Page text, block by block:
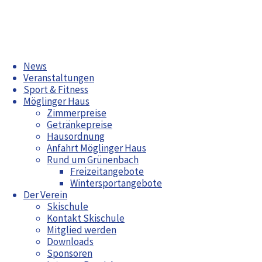
Inhalt
springen
News
Veranstaltungen
Sport & Fitness
Möglinger Haus
Zimmerpreise
Getränkepreise
Hausordnung
Anfahrt Möglinger Haus
Rund um Grünenbach
Freizeitangebote
Wintersportangebote
Der Verein
Skischule
Kontakt Skischule
Mitglied werden
Downloads
Sponsoren
Skibörse 2025
Einladung zum Zwiebelkuchenessen
Herbsttreff
Aktuelles
Radwoche in Grünenbach 2026
Bürgerfest Möglingen 2026
Jahreshauptversammlung 2026
Arbeitswochenende April 2026
Maiwanderung